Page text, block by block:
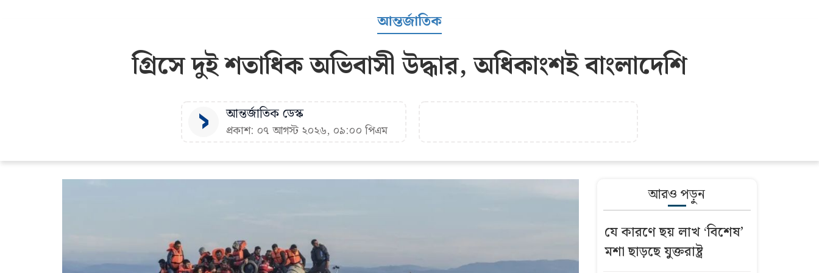
আন্তর্জাতিক
গ্রিসে দুই শতাধিক অভিবাসী উদ্ধার, অধিকাংশই বাংলাদেশি
আন্তর্জাতিক ডেস্ক
প্রকাশ: ০৭ আগস্ট ২০২৬, ০৯:০০ পিএম
আরও পড়ুন
যে কারণে ছয় লাখ ‘বিশেষ’
মশা ছাড়ছে যুক্তরাষ্ট্র